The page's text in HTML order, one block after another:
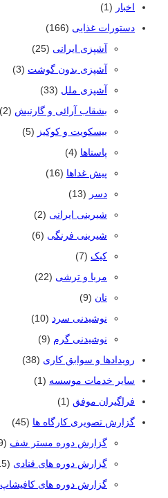
اخبار (1)
دستورات غذایی (166)
آشپزی ایرانی (25)
آشپزی بدون گوشت (3)
آشپزی ملل (33)
بشقاب آرائی و گارنیش (2)
بیسکویت و کوکیز (5)
پاستاها (4)
پیش غداها (16)
دسر (13)
شیرینی ایرانی (2)
شیرینی فرنگی (6)
کیک (7)
مربا و ترشی (22)
نان (9)
نوشیدنی سرد (10)
نوشیدنی گرم (9)
رویدادها و سوابق کاری (38)
سایر خدمات موسسه (1)
فراگیران موفق (1)
گزارش تصویری کارگاه ها (45)
گزارش دوره مستر شف (29)
گزارش دوره های قنادی (15)
گزارش دوره های کافیشاپ